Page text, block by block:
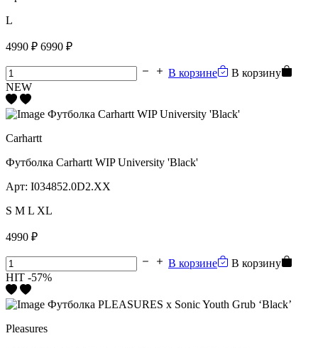
L
4990 ₽ 6990 ₽
В корзине
В корзину
NEW
Carhartt
Футболка Carhartt WIP University 'Black'
Арт: I034852.0D2.XX
S M L XL
4990 ₽
В корзине
В корзину
HIT -57%
Pleasures